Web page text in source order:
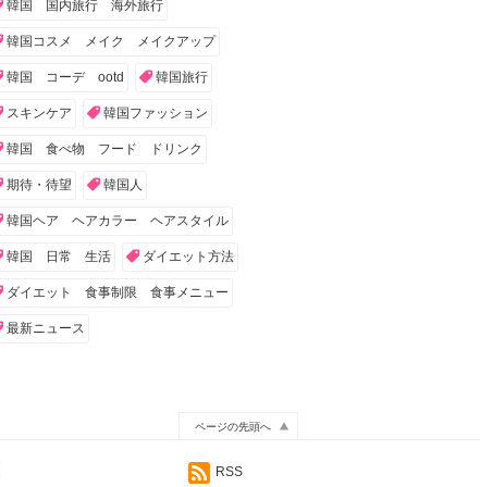
韓国 国内旅行 海外旅行
韓国コスメ メイク メイクアップ
韓国 コーデ ootd 韓国旅行
スキンケア 韓国ファッション
韓国 食べ物 フード ドリンク
期待・待望 韓国人
韓国ヘア ヘアカラー ヘアスタイル
韓国 日常 生活 ダイエット方法
ダイエット 食事制限 食事メニュー
最新ニュース
ページの先頭へ
RSS